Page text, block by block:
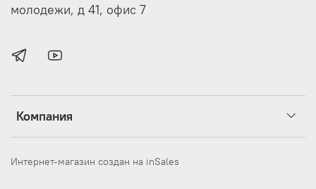
Компания
молодежи, д 41, офис 7
Интернет-магазин создан на inSales